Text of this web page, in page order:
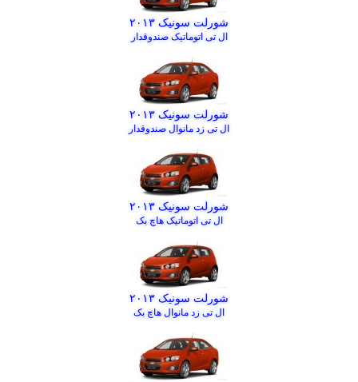
شورلت سونیک ۲۰۱۳
ال تی اتوماتیک صندوقدار
شورلت سونیک ۲۰۱۳
ال تی زد مانوال صندوقدار
شورلت سونیک ۲۰۱۳
ال تی اتوماتیک هاچ بک
شورلت سونیک ۲۰۱۳
ال تی زد مانوال هاچ بک